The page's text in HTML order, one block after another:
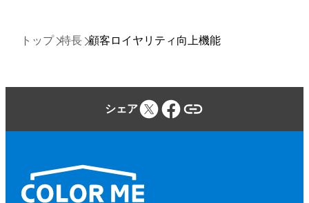
トップ 特長 顧客ロイヤリティ向上機能
シェア